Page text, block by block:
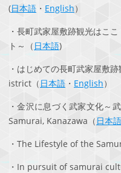
(日本語 ・ English）
・長町武家屋敷跡観光はこ
ト～（ 日本語)
・はじめての長町武家屋敷
istrict（ 日本語 ・ English）
・金沢に息づく武家文化～
Samurai, Kanazawa（ 日本語
・The Lifestyle of the
・In pursuit of samurai